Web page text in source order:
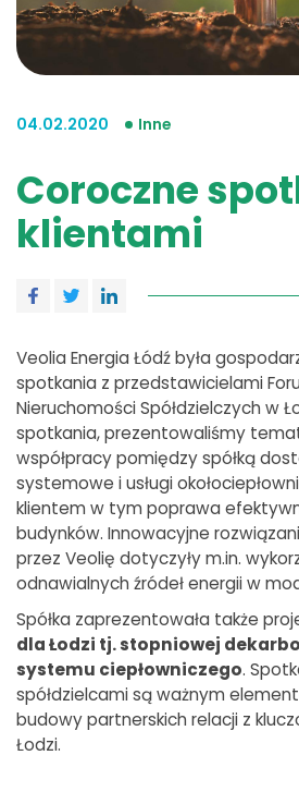
04.02.2020 Inne
Coroczne
klientami
Veolia Energia Łódź była
spotkania z przedstawicielami
Nieruchomości Spółdzielczych w
spotkania, prezentowaliśmy
współpracy pomiędzy spółką
systemowe i usługi
klientem w tym poprawa
budynków. Innowacyjne
przez Veolię dotyczyły m.in.
odnawialnych źródeł energii w
Spółka zaprezentowała także
dla Łodzi tj. stopniowej
systemu ciepłowniczego.
spółdzielcami są ważnym
budowy partnerskich relacji z
Łodzi.